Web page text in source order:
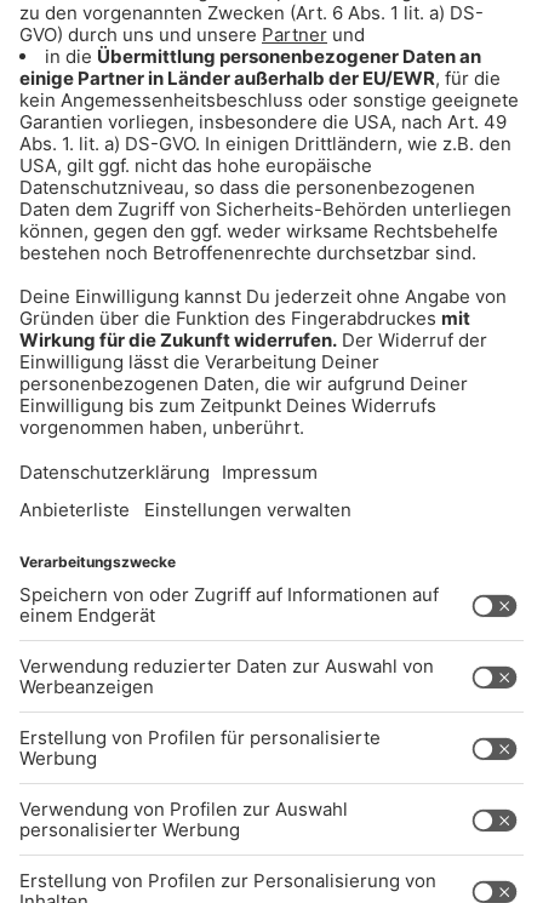
Natalie Diehl
Die Mike Thiel Show
UNTERNEHMEN
Kontakt
Jobs
Sendeempfang
Über uns